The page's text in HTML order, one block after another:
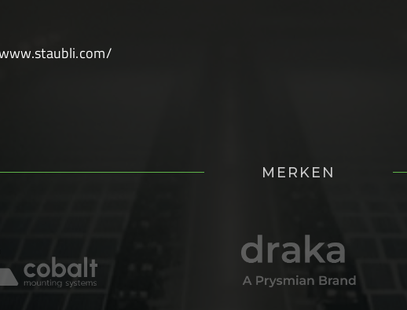
MERKEN